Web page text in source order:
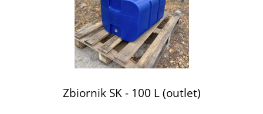
Zbiornik SK - 100 L (outlet)